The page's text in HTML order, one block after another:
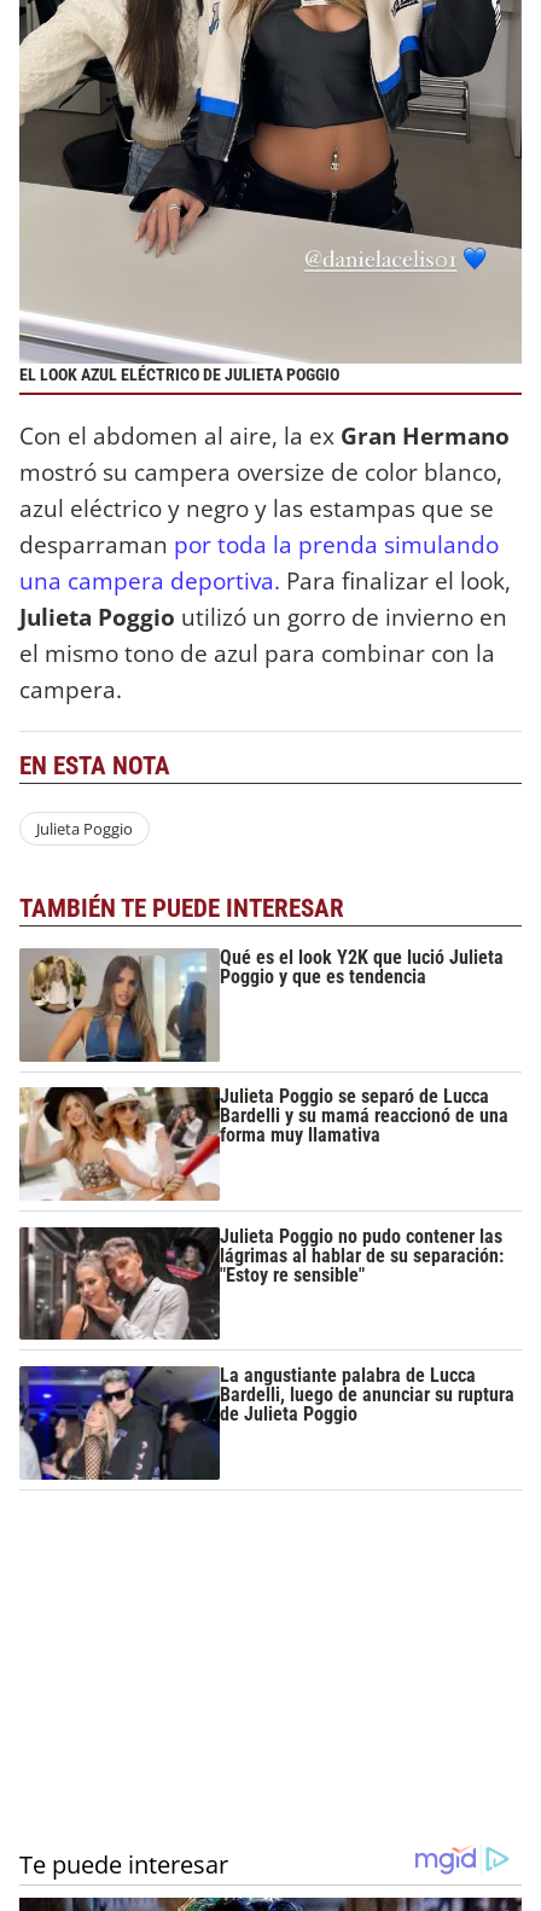
EL LOOK AZUL ELÉCTRICO DE JULIETA POGGIO
Con el abdomen al aire, la ex Gran Hermano
mostró su campera oversize de color blanco,
azul eléctrico y negro y las estampas que se
desparraman por toda la prenda simulando
una campera deportiva. Para finalizar el look,
Julieta Poggio utilizó un gorro de invierno en
el mismo tono de azul para combinar con la
campera.
EN ESTA NOTA
Julieta Poggio
TAMBIÉN TE PUEDE INTERESAR
Qué es el look Y2K que lució Julieta
Poggio y que es tendencia
Julieta Poggio se separó de Lucca
Bardelli y su mamá reaccionó de una
forma muy llamativa
Julieta Poggio no pudo contener las
lágrimas al hablar de su separación:
"Estoy re sensible"
La angustiante palabra de Lucca
Bardelli, luego de anunciar su ruptura
de Julieta Poggio